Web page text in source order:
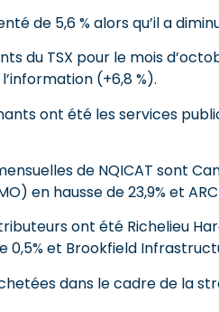
de 5,6 % alors qu’il a
du TSX pour le mois
(+6,8 %).
ont été les services
de NQICAT sont
en hausse de 23,9% et
ont été Richelieu
et Brookfield
dans le cadre de la